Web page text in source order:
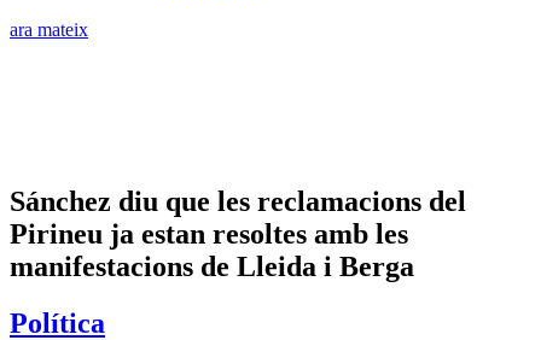
ara mateix
Sánchez diu que les reclamacions del
Pirineu ja estan resoltes amb les
manifestacions de Lleida i Berga
Política